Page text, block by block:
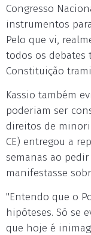
Congresso
instrumentos
Pelo que vi,
todos os debates
Constituição
Kassio também
poderiam ser
direitos de
CE) entregou a
semanas ao
manifestasse
"Entendo que o
hipóteses. Só se
que hoje é